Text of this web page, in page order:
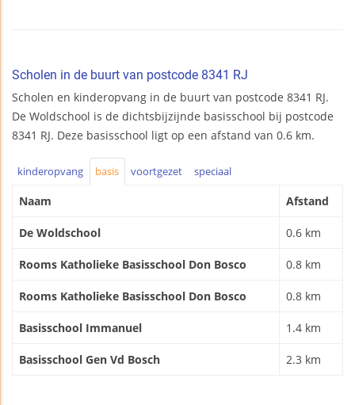
Scholen in de buurt van postcode 8341 RJ
Scholen en kinderopvang in de buurt van postcode 8341 RJ.
De Woldschool is de dichtsbijzijnde basisschool bij postcode
8341 RJ. Deze basisschool ligt op een afstand van 0.6 km.
kinderopvang basis voortgezet speciaal
Naam Afstand
De Woldschool 0.6 km
Rooms Katholieke Basisschool Don Bosco 0.8 km
Rooms Katholieke Basisschool Don Bosco 0.8 km
Basisschool Immanuel 1.4 km
Basisschool Gen Vd Bosch 2.3 km